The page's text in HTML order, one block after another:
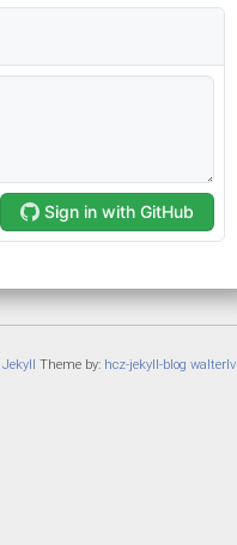
Jekyll Theme by: hcz-jekyll-blog walterlv